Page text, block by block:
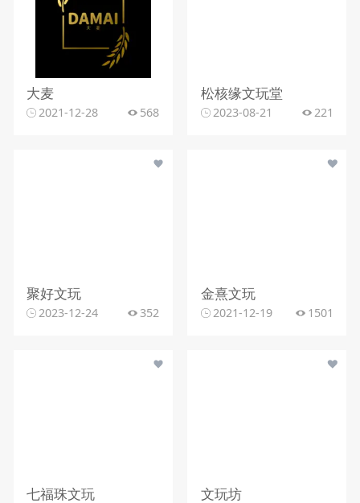
大麦
2021-12-28 568
松核缘文玩堂
2023-08-21 221
聚好文玩
2023-12-24 352
金熹文玩
2021-12-19 1501
七福珠文玩 文玩坊